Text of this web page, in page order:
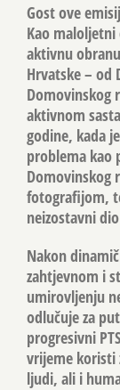
Gost ove
Kao maloljetni
aktivnu
Hrvatske – od
Domovinskog
aktivnom
godine, kada
problema kao
Domovinskog
fotografijom,
neizostavni
Nakon
zahtjevnom i
umirovljenju
odlučuje za
progresivni
vrijeme koristi
ljudi, ali i